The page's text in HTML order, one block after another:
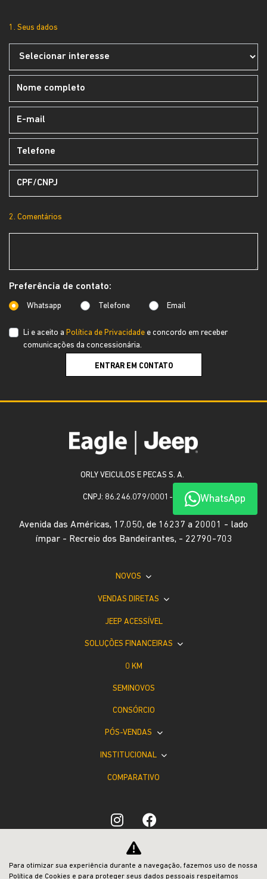
1. Seus dados
2. Comentários
Preferência de contato:
Whatsapp Telefone Email
Li e aceito a Política de Privacidade e concordo em receber
comunicações da concessionária.
ENTRAR EM CONTATO
WhatsApp
ORLY VEICULOS E PECAS S. A.
CNPJ: 86.246.079/0001-50
Avenida das Américas, 17.050, de 16237 a 20001 - lado
ímpar - Recreio dos Bandeirantes, - 22790-703
NOVOS
VENDAS DIRETAS
JEEP ACESSÍVEL
SOLUÇÕES FINANCEIRAS
0 KM
SEMINOVOS
CONSÓRCIO
PÓS-VENDAS
INSTITUCIONAL
COMPARATIVO
Desacelere. Seu bem maior é a vida.
Para otimizar sua experiência durante a navegação, fazemos uso de nossa
Política de Cookies e para proteger seus dados pessoais respeitamos